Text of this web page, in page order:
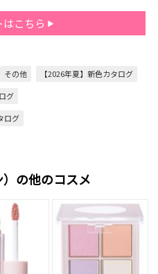
こちら
その他
【2026年夏】新色カタログ
グ
ログ
の他のコスメ